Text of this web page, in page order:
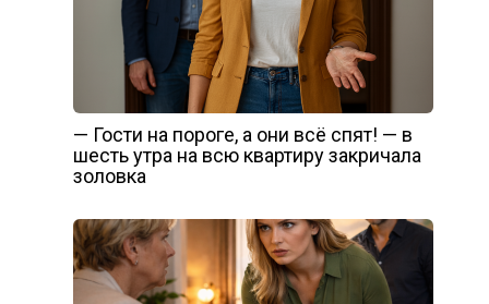
— Гости на пороге, а они всё спят! — в
шесть утра на всю квартиру закричала
золовка